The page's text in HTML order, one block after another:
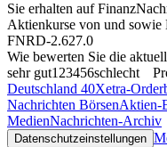
Sie erhalten auf
Aktienkurse von und sowie
FNRD-2.627.0
Wie bewerten Sie die
sehr gut1 23456schlecht
Deutschland 40Xetra-
Nachrichten BörsenAktien-
MedienNachrichten-Archiv
Datenschutzeinstellungen